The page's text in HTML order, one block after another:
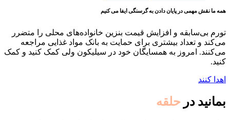
همه ما نقش مهمی در پایان دادن به گرسنگی ایفا می کنیم
تورم بی‌سابقه و افزایش قیمت بنزین خانواده‌های محلی را متضرر
می‌کند و تعداد بیشتری برای حمایت به بانک مواد غذایی مراجعه
می‌کنند. امروز به همسایگان خود در سیلیکون ولی کمک کنید و کمک
کنید.
اهدا کنند
بمانید در حلقه